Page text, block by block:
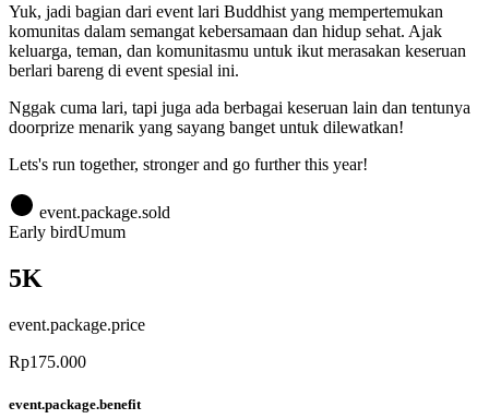
Yuk, jadi bagian dari event lari Buddhist yang mempertemukan
komunitas dalam semangat kebersamaan dan hidup sehat. Ajak
keluarga, teman, dan komunitasmu untuk ikut merasakan keseruan
berlari bareng di event spesial ini.
Nggak cuma lari, tapi juga ada berbagai keseruan lain dan tentunya
doorprize menarik yang sayang banget untuk dilewatkan!
Lets's run together, stronger and go further this year!
event.package.sold
Early birdUmum
5K
event.package.price
Rp175.000
event.package.benefit